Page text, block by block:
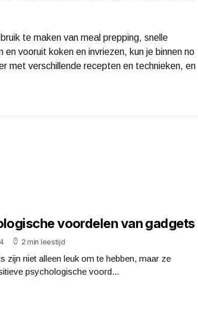
te maken van meal prepping, snelle
vooruit koken en invriezen, kun je binnen no
met verschillende recepten en technieken, en
voordelen van gadgets
2 min leestijd
zijn niet alleen leuk om te hebben, maar ze
psychologische voord...